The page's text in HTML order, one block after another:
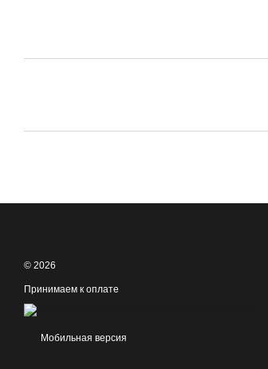
© 2026
Принимаем к оплате
Мобильная версия